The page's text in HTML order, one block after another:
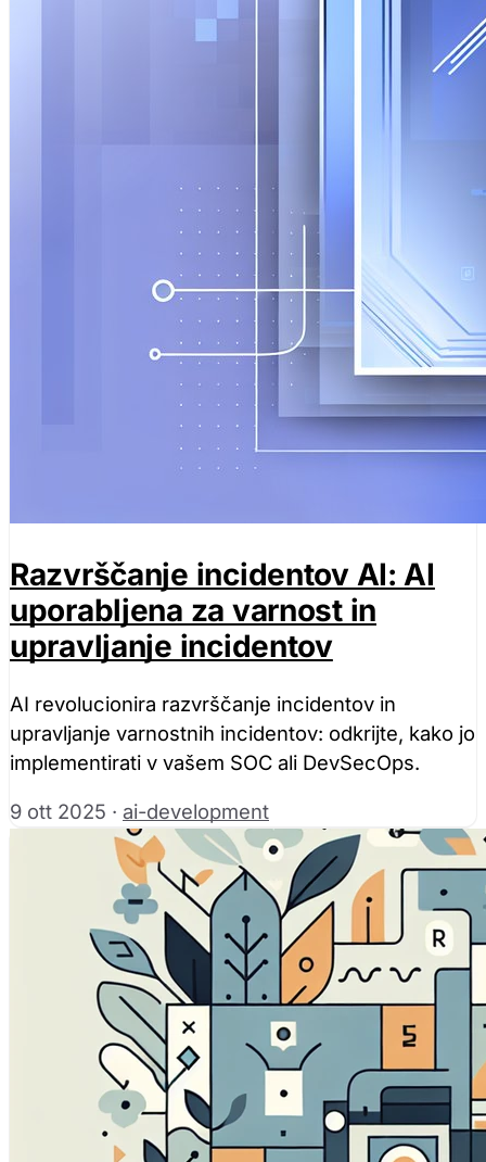
Razvrščanje incidentov AI: AI
uporabljena za varnost in
upravljanje incidentov
AI revolucionira razvrščanje incidentov in
upravljanje varnostnih incidentov: odkrijte, kako jo
implementirati v vašem SOC ali DevSecOps.
9 ott 2025 · ai-development